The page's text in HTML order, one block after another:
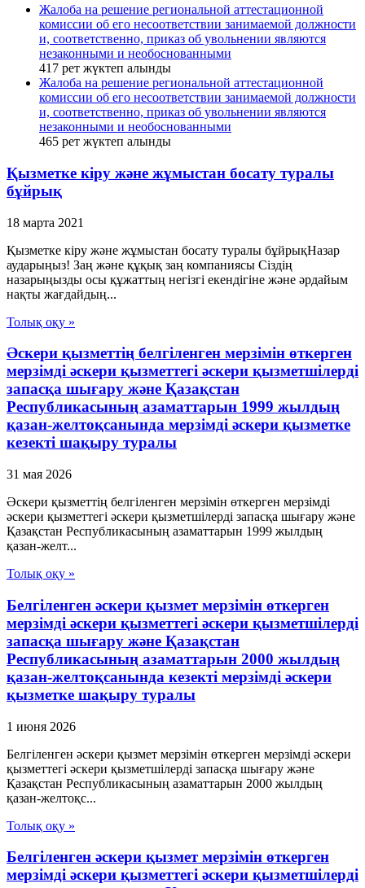
Жалоба на решение региональной аттестационной
комиссии об его несоответствии занимаемой должности
и, соответственно, приказ об увольнении являются
незаконными и необоснованными
417 рет жүктеп алынды
Жалоба на решение региональной аттестационной
комиссии об его несоответствии занимаемой должности
и, соответственно, приказ об увольнении являются
незаконными и необоснованными
465 рет жүктеп алынды
Қызметке кіру және жұмыстан босату туралы
бұйрық
18 марта 2021
Қызметке кіру және жұмыстан босату туралы бұйрықНазар
аударыңыз! Заң және құқық заң компаниясы Сіздің
назарыңызды осы құжаттың негізгі екендігіне және әрдайым
нақты жағдайдың...
Толық оқу »
Әскери қызметтің белгіленген мерзімін өткерген
мерзімді әскери қызметтегі әскери қызметшілерді
запасқа шығару және Қазақстан
Республикасының азаматтарын 1999 жылдың
қазан-желтоқсанында мерзімді әскери қызметке
кезекті шақыру туралы
31 мая 2026
Әскери қызметтің белгіленген мерзімін өткерген мерзімді
әскери қызметтегі әскери қызметшілерді запасқа шығару және
Қазақстан Республикасының азаматтарын 1999 жылдың
қазан-желт...
Толық оқу »
Белгіленген әскери қызмет мерзімін өткерген
мерзімді әскери қызметтегі әскери қызметшілерді
запасқа шығару және Қазақстан
Республикасының азаматтарын 2000 жылдың
қазан-желтоқсанында кезекті мерзімді әскери
қызметке шақыру туралы
1 июня 2026
Белгіленген әскери қызмет мерзімін өткерген мерзімді әскери
қызметтегі әскери қызметшілерді запасқа шығару және
Қазақстан Республикасының азаматтарын 2000 жылдың
қазан-желтоқс...
Толық оқу »
Белгіленген әскери қызмет мерзімін өткерген
мерзімді әскери қызметтегі әскери қызметшілерді